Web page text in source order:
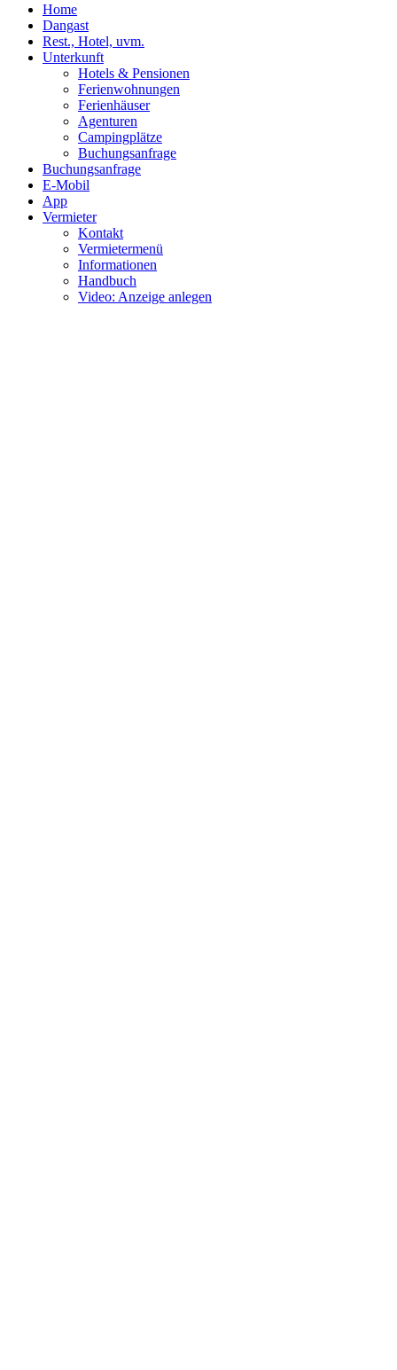
Home
Dangast
Rest., Hotel, uvm.
Unterkunft
Hotels & Pensionen
Ferienwohnungen
Ferienhäuser
Agenturen
Campingplätze
Buchungsanfrage
Buchungsanfrage
E-Mobil
App
Vermieter
Kontakt
Vermietermenü
Informationen
Handbuch
Video: Anzeige anlegen